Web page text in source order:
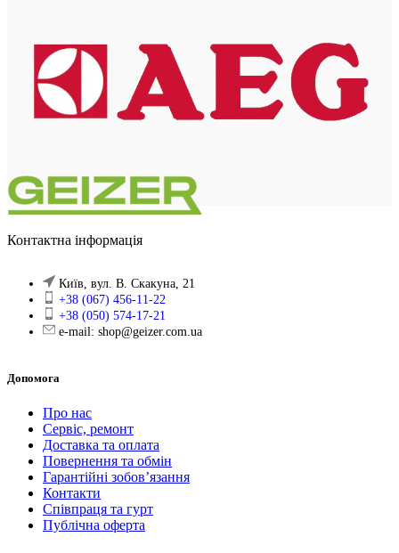
Контактна інформація
Київ, вул. В. Скакуна, 21
+38 (067) 456-11-22
+38 (050) 574-17-21
e-mail: shop@geizer.com.ua
Допомога
Про нас
Сервіс, ремонт
Доставка та оплата
Повернення та обмін
Гарантійні зобов’язання
Контакти
Співпраця та гурт
Публічна оферта